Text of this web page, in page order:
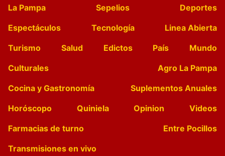
La Pampa Sepelios
Deportes
Espectáculos
Tecnología
Linea Abierta
Turismo
Salud Edictos País
Mundo
Culturales
Agro La Pampa
Cocina y Gastronomía
Suplementos Anuales
Horóscopo
Quiniela Opinion
Videos
Farmacias de turno
Entre Pocillos
Transmisiones en vivo